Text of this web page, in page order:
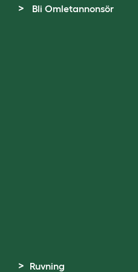
Bli Omletannonsör
Ruvning